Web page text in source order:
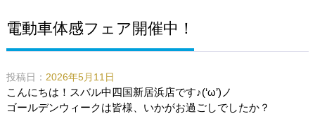
電動車体感フェア開催中！
投稿日： 2026年5月11日
こんにちは！スバル中四国新居浜店です♪(‘ω’)ノ
ゴールデンウィークは皆様、いかがお過ごしでしたか？